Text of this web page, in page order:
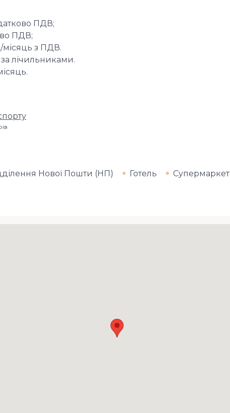
ПДВ;
ПДВ;
місяць з ПДВ.
за лічильниками.
Нової Пошти (НП) Готель Супермаркет